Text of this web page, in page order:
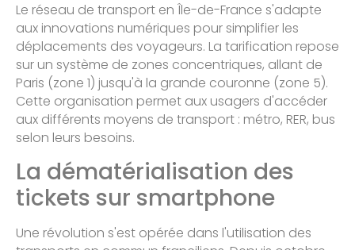
Le réseau de transport en Île-de-France s'adapte
aux innovations numériques pour simplifier les
déplacements des voyageurs. La tarification repose
sur un système de zones concentriques, allant de
Paris (zone 1) jusqu'à la grande couronne (zone 5).
Cette organisation permet aux usagers d'accéder
aux différents moyens de transport : métro, RER, bus
selon leurs besoins.
La dématérialisation des
tickets sur smartphone
Une révolution s'est opérée dans l'utilisation des